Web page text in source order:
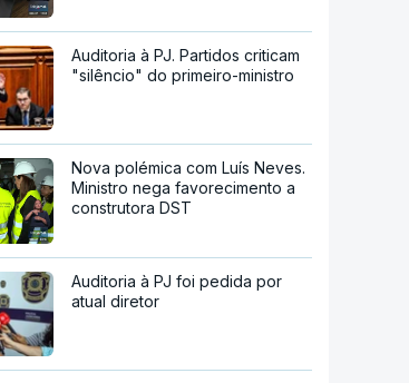
Auditoria à PJ. Partidos criticam
"silêncio" do primeiro-ministro
Nova polémica com Luís Neves.
Ministro nega favorecimento a
construtora DST
Auditoria à PJ foi pedida por
atual diretor